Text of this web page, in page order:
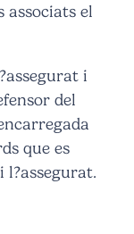
associats el
i
del
que es